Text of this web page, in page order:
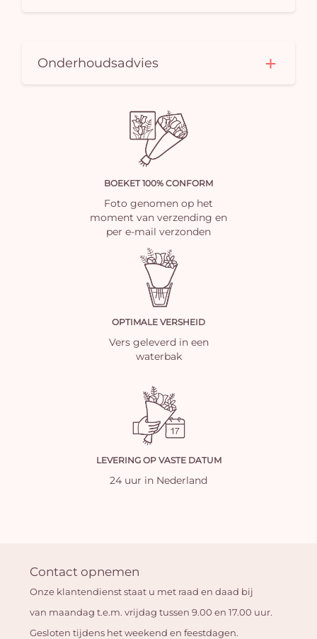
Onderhoudsadvies
BOEKET 100% CONFORM
Foto genomen op het
moment van verzending en
per e-mail verzonden
OPTIMALE VERSHEID
Vers geleverd in een
waterbak
LEVERING OP VASTE DATUM
24 uur in Nederland
Contact opnemen
Onze klantendienst staat u met raad en daad bij
van maandag t.e.m. vrijdag tussen 9.00 en 17.00 uur.
Gesloten tijdens het weekend en feestdagen.